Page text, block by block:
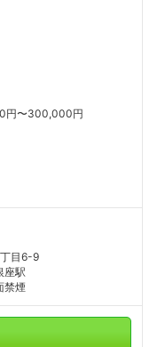
円〜300,000円
目6-9
座駅
禁煙